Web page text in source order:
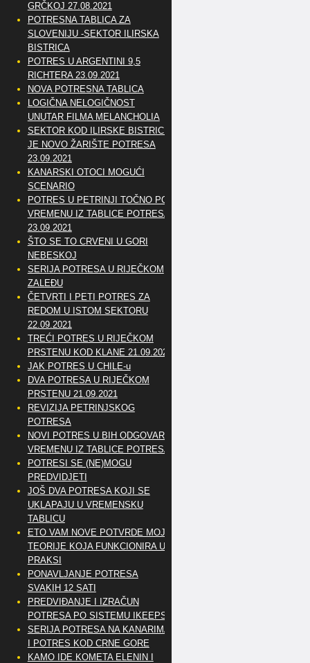
GRČKOJ 27.08.2021
POTRESNA TABLICA ZA
SLOVENIJU -SEKTOR ILIRSKA
BISTRICA
POTRES U ARGENTINI 9,5
RICHTERA 23.09.2021
NOVA POTRESNA TABLICA
LOGIČNA NELOGIČNOST
UNUTAR FILMA MELANCHOLIA
SEKTOR KOD ILIRSKE BISTRICE
JE NOVO ŽARIŠTE POTRESA
23.09.2021
KANARSKI OTOCI MOGUĆI
SCENARIO
POTRES U PETRINJI TOČNO PO
VREMENU IZ TABLICE POTRESA
23.09.2021
ŠTO SE TO CRVENI U GORI
NEBESKOJ
SERIJA POTRESA U RIJEČKOM
ZALEĐU
ČETVRTI I PETI POTRES ZA
REDOM U ISTOM SEKTORU
22.09.2021
TREĆI POTRES U RIJEČKOM
PRSTENU KOD KLANE 21.09.2021
JAK POTRES U CHILE-u
DVA POTRESA U RIJEČKOM
PRSTENU 21.09.2021
REVIZIJA PETRINJSKOG
POTRESA
NOVI POTRES U BIH ODGOVARA
VREMENU IZ TABLICE POTRESA
POTRESI SE (NE)MOGU
PREDVIDJETI
JOŠ DVA POTRESA KOJI SE
UKLAPAJU U VREMENSKU
TABLICU
ETO VAM NOVE POTVRDE MOJE
TEORIJE KOJA FUNKCIONIRA U
PRAKSI
PONAVLJANJE POTRESA
SVAKIH 12 SATI
PREDVIĐANJE I IZRAČUN
POTRESA PO SISTEMU IKEEPS
SERIJA POTRESA NA KANARIMA
I POTRES KOD CRNE GORE
KAMO IDE KOMETA ELENIN I